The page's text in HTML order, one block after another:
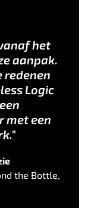
het
aanpak.
redenen
Logic
met een
the Bottle,